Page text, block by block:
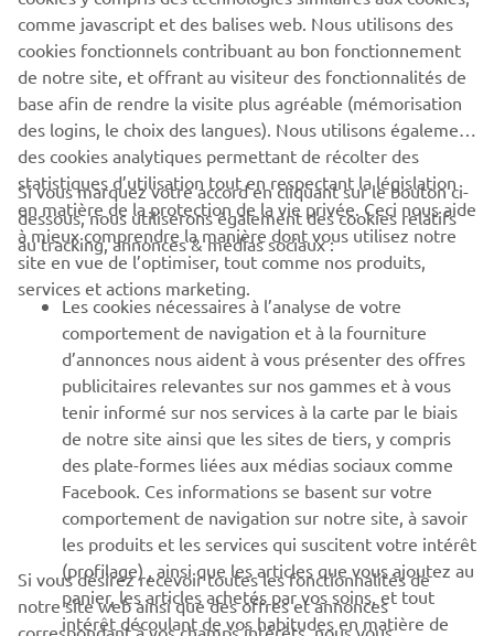
CORPORATE
BUSINESS
PLUS YAMAHA
SUPPORT
NEWSLETTER
Découvrez en exclusivité les dernières offres, les événements
spéciaux, les nouveautés et bien plus encore
S'ABONNER
comme javascript et des balises web. Nous utilisons des
cookies fonctionnels contribuant au bon fonctionnement
de notre site, et offrant au visiteur des fonctionnalités de
base afin de rendre la visite plus agréable (mémorisation
des logins, le choix des langues). Nous utilisons également
des cookies analytiques permettant de récolter des
statistiques d’utilisation tout en respectant la législation
en matière de la protection de la vie privée. Ceci nous aide
à mieux comprendre la manière dont vous utilisez notre
site en vue de l’optimiser, tout comme nos produits,
services et actions marketing.
Si vous marquez votre accord en cliquant sur le bouton ci-
dessous, nous utiliserons également des cookies relatifs
au tracking, annonces & médias sociaux :
Les cookies nécessaires à l’analyse de votre
comportement de navigation et à la fourniture
d’annonces nous aident à vous présenter des offres
publicitaires relevantes sur nos gammes et à vous
tenir informé sur nos services à la carte par le biais
de notre site ainsi que les sites de tiers, y compris
des plate-formes liées aux médias sociaux comme
Facebook. Ces informations se basent sur votre
comportement de navigation sur notre site, à savoir
les produits et les services qui suscitent votre intérêt
(profilage) , ainsi que les articles que vous ajoutez au
panier, les articles achetés par vos soins, et tout
intérêt découlant de vos habitudes en matière de
Si vous désirez recevoir toutes les fonctionnalités de
notre site web ainsi que des offres et annonces
correspondant à vos champs intérêts, nous vous